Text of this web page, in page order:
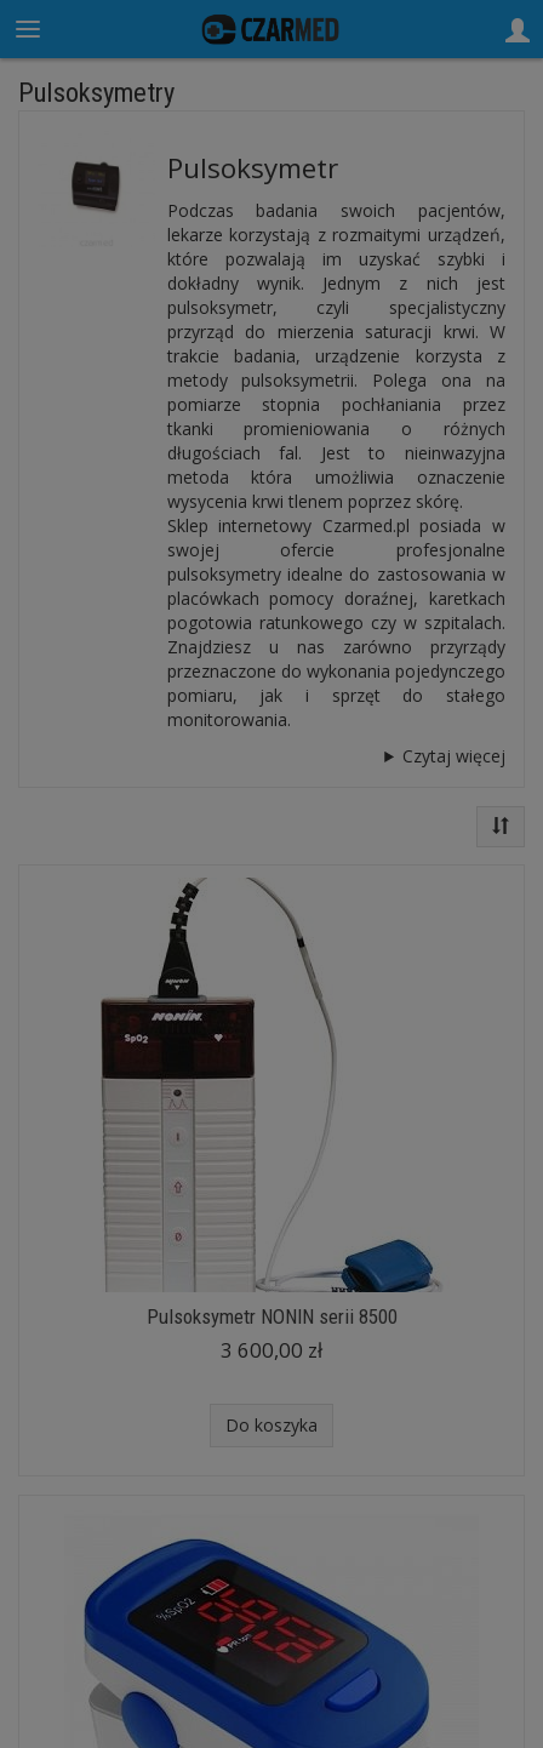
Pulsoksymetry
Pulsoksymetr
Podczas badania swoich pacjentów,
lekarze korzystają z rozmaitymi urządzeń,
które pozwalają im uzyskać szybki i
dokładny wynik. Jednym z nich jest
pulsoksymetr, czyli specjalistyczny
przyrząd do mierzenia saturacji krwi. W
trakcie badania, urządzenie korzysta z
metody pulsoksymetrii. Polega ona na
pomiarze stopnia pochłaniania przez
tkanki promieniowania o różnych
długościach fal. Jest to nieinwazyjna
metoda która umożliwia oznaczenie
wysycenia krwi tlenem poprzez skórę.
Sklep internetowy Czarmed.pl posiada w
swojej ofercie profesjonalne
pulsoksymetry idealne do zastosowania w
placówkach pomocy doraźnej, karetkach
pogotowia ratunkowego czy w szpitalach.
Znajdziesz u nas zarówno przyrządy
przeznaczone do wykonania pojedynczego
pomiaru, jak i sprzęt do stałego
monitorowania.
Czytaj więcej
Pulsoksymetr NONIN serii 8500
3 600,00 zł
Do koszyka